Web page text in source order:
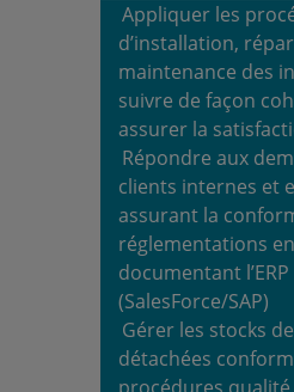
Appliquer les
d’installation,
maintenance des
suivre de façon
assurer la
Répondre aux
clients internes et
assurant la
réglementations
documentant l’ERP
(SalesForce/SAP)
Gérer les stocks
détachées